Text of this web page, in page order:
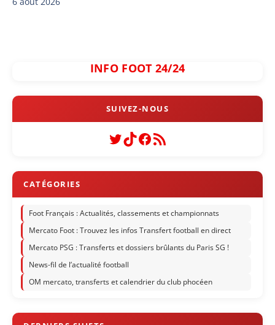
INFO FOOT 24/24
Twitter
TikTok
Facebook
Flux RSS
Foot Français : Actualités, classements et championnats
Mercato Foot : Trouvez les infos Transfert football en direct
Mercato PSG : Transferts et dossiers brûlants du Paris SG !
News-fil de l’actualité football
OM mercato, transferts et calendrier du club phocéen